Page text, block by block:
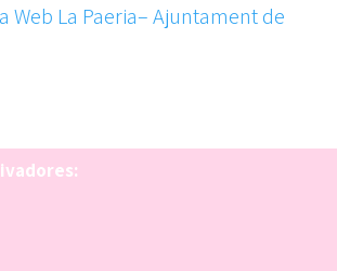
Web La Paeria– Ajuntament de